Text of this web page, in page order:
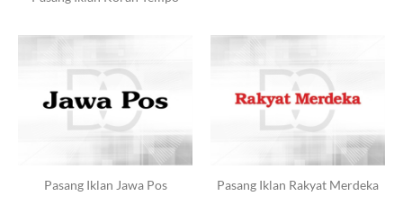
Pasang Iklan Jawa Pos Pasang Iklan Rakyat Merdeka